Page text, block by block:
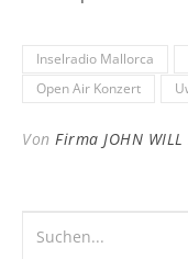
Inselradio Mallorca
Open Air Konzert
Von Firma JOHN